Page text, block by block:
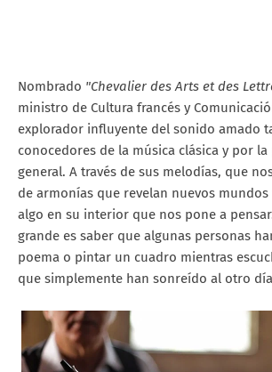
Nombrado "Chevalier des Arts et des
ministro de Cultura francés y
explorador influyente del sonido amado
conocedores de la música clásica y por
general. A través de sus melodías, que
de armonías que revelan nuevos
algo en su interior que nos pone a
grande es saber que algunas personas
poema o pintar un cuadro mientras
que simplemente han sonreído al otro